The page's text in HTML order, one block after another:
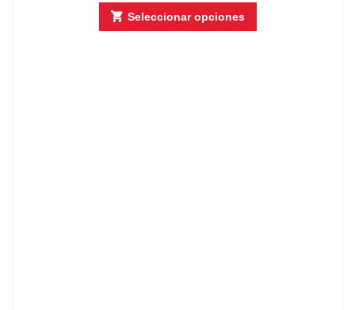
Seleccionar opciones